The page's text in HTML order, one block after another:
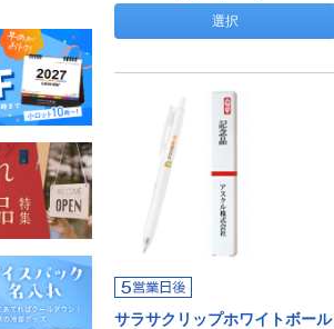
選択
サラサクリップホワイトボール